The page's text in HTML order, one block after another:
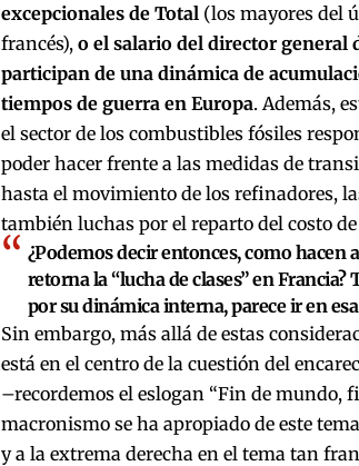
excepcionales de Total (los mayores del
francés), o el salario del director general
participan de una dinámica de
tiempos de guerra en Europa. Además,
el sector de los combustibles fósiles
poder hacer frente a las medidas de
hasta el movimiento de los refinadores,
también luchas por el reparto del costo
¿Podemos decir entonces, como hacen
retorna la “lucha de clases” en
por su dinámica interna, parece ir en
Sin embargo, más allá de estas
está en el centro de la cuestión del
–recordemos el eslogan “Fin de mundo,
macronismo se ha apropiado de este
y a la extrema derecha en el tema tan